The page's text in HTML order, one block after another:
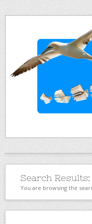
Search Results:
You are browsing the